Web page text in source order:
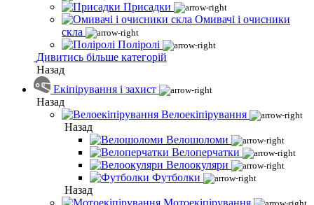
Присадки
Омивачі і очисники
скла
Поліролі
Дивитись більше категорій
Назад
Екіпірування і захист
Назад
Велоекіпірування
Назад
Велошоломи
Велоперчатки
Велоокуляри
Футболки
Назад
Мотоекіпірування